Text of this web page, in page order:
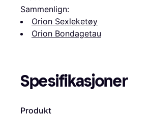
Sammenlign:
Orion Sexleketøy
Orion Bondagetau
Spesifikasjoner
Produkt